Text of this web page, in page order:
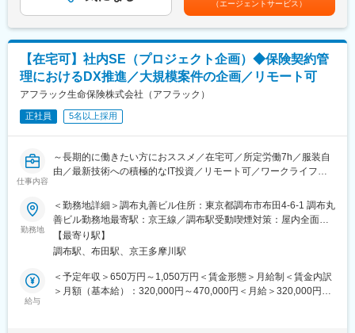
・IT投資に積極的な環境のもと、未来の生命保険システムのある
べき姿を描きながら開発を推進できる
■評価制度
IT本部独自の人事制度を導入しており、ITプロフェッショナルとし
ての成果や専門性を適正に評価しています。マネジメント職だけ
でなく、技術を追求するスペシャリストとしてキャリアを築きな
がら処遇向上を目指せる環境です。
■就業環境：
■魅力ポイント：
以下は魅力ポイントのごく一部です（詳しくは面談を通じてご説
明申し上げます）。
ことができます。
（２）創業後間もないため、既存のしがらみを受けることなくお
（３）サイバーセキュリティ対策の強化を推進し、安心・安全な
システム環境づくりを通じ、ご自身の成長とやりがいを感じられ
（４）本社勤務（転勤なし）のため、安定して就業が可能です。
（５）新しい価値の創造に向けて、会社の成長を支える従業員に
投資を惜しみません（リモート勤務・各種福利厚生・快適なオフ
ィス環境など）。
■当社について：
当社は、日本生命100％出資の代理店向け戦略子会社として、
与、業績連動賞与及び固定残業手当を含む標準例※賃金等の条件は
ご経験や実績、能力により決定いたします賃金はあくまでも目安
の金額であり、選考を通じて上下する可能性があります。月給(月
額)は固定手当を含めた表記です。
（エージェントサービス）
【在宅可】社内SE（プロジェクト企画）◆保険契約管
理におけるDX推進／大規模案件の企画／リモート可
アフラック生命保険株式会社（アフラック）
正社員 5名以上採用
仕事内容
～長期的に働きたい方におススメ／在宅可／所定労働7h／服装自
由／最新技術への積極的なIT投資／リモート可／ワークライフバ
■業務概要
当社の社内SE（プロジェクト企画）として、当社サービスに関わ
るプロジェクトの立ち上げ等最上流の工程をお任せいたします。
入社後はアフラックプロジェクトZEROというプロジェクトに参
画いただきます。
他部門とも密接にかかわる領域のため、新商品リリースに伴う新
規開発なども多く発生するため、ビジネスサイド側と密にコミュ
勤務地
＜勤務地詳細＞調布丸善ビル住所：東京都調布市布田4-6-1 調布丸
善ビル勤務地最寄駅：京王線／調布駅受動喫煙対策：屋内全面禁
煙変更の範囲：会社の定める事業所（リモートワーク含む）
【最寄り駅】
調布駅、布田駅、京王多摩川駅
給与
＜予定年収＞650万円～1,050万円＜賃金形態＞月給制＜賃金内訳
＞月額（基本給）：320,000円～470,000円＜月給＞320,000円～